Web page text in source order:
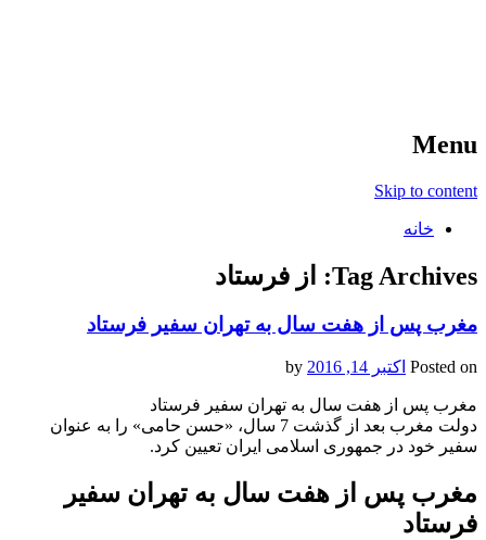
Menu
Skip to content
خانه
Tag Archives: از فرستاد
مغرب پس از هفت سال به تهران سفیر فرستاد
Posted on اکتبر 14, 2016
مغرب پس از هفت سال به تهران سفیر فرستاد
دولت مغرب بعد از گذشت 7 سال، «حسن حامی» را به عنوان
سفیر خود در جمهوری اسلامی ایران تعیین کرد.
مغرب پس از هفت سال به تهران سفیر
فرستاد